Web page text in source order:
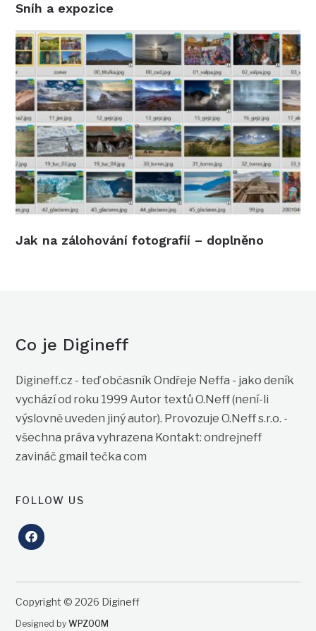
Sníh a expozice
Jak na zálohování fotografií – doplněno
Co je Digineff
Digineff.cz - teď občasník Ondřeje Neffa - jako deník
vychází od roku 1999 Autor textů O.Neff (není-li
výslovně uveden jiný autor). Provozuje O.Neff s.r.o. -
všechna práva vyhrazena Kontakt: ondrejneff
zavináč gmail tečka com
FOLLOW US
facebook
Copyright © 2026 Digineff
Designed byWPZOOM